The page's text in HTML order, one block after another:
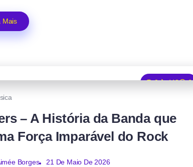
Mais
0 443
6
– A História da Banda que
Força Imparável do Rock
Borges 21 De Maio De 2026